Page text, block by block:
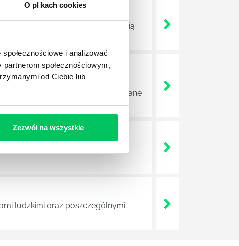
O plikach cookies
i analizować
społecznościowym,
od Ciebie lub
Zezwól na wszystkie
biznesowych. Z pewnością
sprawnie realizować swoich
wszystkie czynności wykonywane
za realizację działań
ludzkimi oraz poszczególnymi